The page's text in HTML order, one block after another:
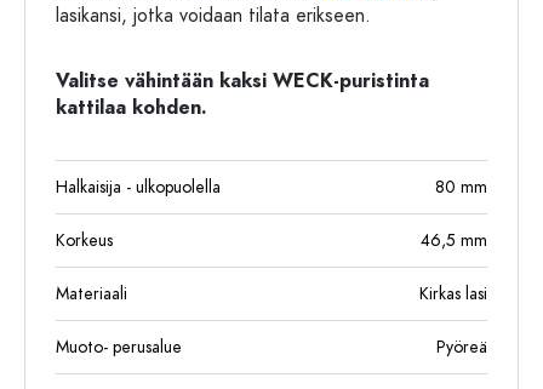
lasikansi, jotka voidaan tilata erikseen.
Valitse vähintään kaksi WECK-puristinta
kattilaa kohden.
Halkaisija - ulkopuolella 80 mm
Korkeus 46,5 mm
Materiaali Kirkas lasi
Muoto- perusalue Pyöreä